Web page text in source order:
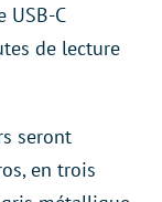
USB-C
de lecture
seront
en trois